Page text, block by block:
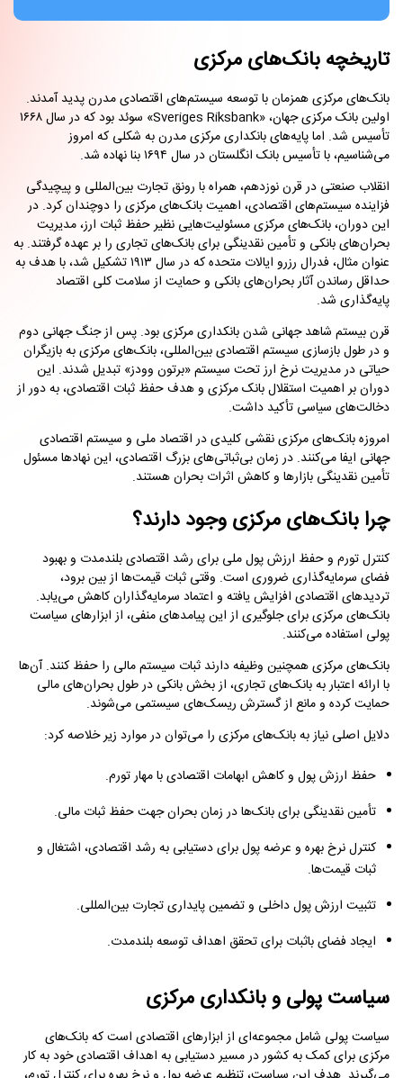
تاریخچه بانک‌های مرکزی
بانک‌های مرکزی همزمان با توسعه سیستم‌های اقتصادی مدرن پدید آمدند.
اولین بانک مرکزی جهان، «Sveriges Riksbank» سوئد بود که در سال ۱۶۶۸
تأسیس شد. اما پایه‌های بانکداری مرکزی مدرن به شکلی که امروز
می‌شناسیم، با تأسیس بانک انگلستان در سال ۱۶۹۴ بنا نهاده شد.
انقلاب صنعتی در قرن نوزدهم، همراه با رونق تجارت بین‌المللی و پیچیدگی
فزاینده سیستم‌های اقتصادی، اهمیت بانک‌های مرکزی را دوچندان کرد. در
این دوران، بانک‌های مرکزی مسئولیت‌هایی نظیر حفظ ثبات ارز، مدیریت
بحران‌های بانکی و تأمین نقدینگی برای بانک‌های تجاری را بر عهده گرفتند. به
عنوان مثال، فدرال رزرو ایالات متحده که در سال ۱۹۱۳ تشکیل شد، با هدف به
حداقل رساندن آثار بحران‌های بانکی و حمایت از سلامت کلی اقتصاد
پایه‌گذاری شد.
قرن بیستم شاهد جهانی شدن بانکداری مرکزی بود. پس از جنگ جهانی دوم
و در طول بازسازی سیستم اقتصادی بین‌المللی، بانک‌های مرکزی به بازیگران
حیاتی در مدیریت نرخ ارز تحت سیستم «برتون وودز» تبدیل شدند. این
دوران بر اهمیت استقلال بانک مرکزی و هدف حفظ ثبات اقتصادی، به دور از
دخالت‌های سیاسی تأکید داشت.
امروزه بانک‌های مرکزی نقشی کلیدی در اقتصاد ملی و سیستم اقتصادی
جهانی ایفا می‌کنند. در زمان بی‌ثباتی‌های بزرگ اقتصادی، این نهادها مسئول
تأمین نقدینگی بازارها و کاهش اثرات بحران هستند.
چرا بانک‌های مرکزی وجود دارند؟
کنترل تورم و حفظ ارزش پول ملی برای رشد اقتصادی بلندمدت و بهبود
فضای سرمایه‌گذاری ضروری است. وقتی ثبات قیمت‌ها از بین برود،
تردیدهای اقتصادی افزایش یافته و اعتماد سرمایه‌گذاران کاهش می‌یابد.
بانک‌های مرکزی برای جلوگیری از این پیامدهای منفی، از ابزارهای سیاست
پولی استفاده می‌کنند.
بانک‌های مرکزی همچنین وظیفه دارند ثبات سیستم مالی را حفظ کنند. آن‌ها
با ارائه اعتبار به بانک‌های تجاری، از بخش بانکی در طول بحران‌های مالی
حمایت کرده و مانع از گسترش ریسک‌های سیستمی می‌شوند.
دلایل اصلی نیاز به بانک‌های مرکزی را می‌توان در موارد زیر خلاصه کرد:
حفظ ارزش پول و کاهش ابهامات اقتصادی با مهار تورم.
تأمین نقدینگی برای بانک‌ها در زمان بحران جهت حفظ ثبات مالی.
کنترل نرخ بهره و عرضه پول برای دستیابی به رشد اقتصادی، اشتغال و
ثبات قیمت‌ها.
تثبیت ارزش پول داخلی و تضمین پایداری تجارت بین‌المللی.
ایجاد فضای باثبات برای تحقق اهداف توسعه بلندمدت.
سیاست پولی و بانکداری مرکزی
سیاست پولی شامل مجموعه‌ای از ابزارهای اقتصادی است که بانک‌های
مرکزی برای کمک به کشور در مسیر دستیابی به اهداف اقتصادی خود به کار